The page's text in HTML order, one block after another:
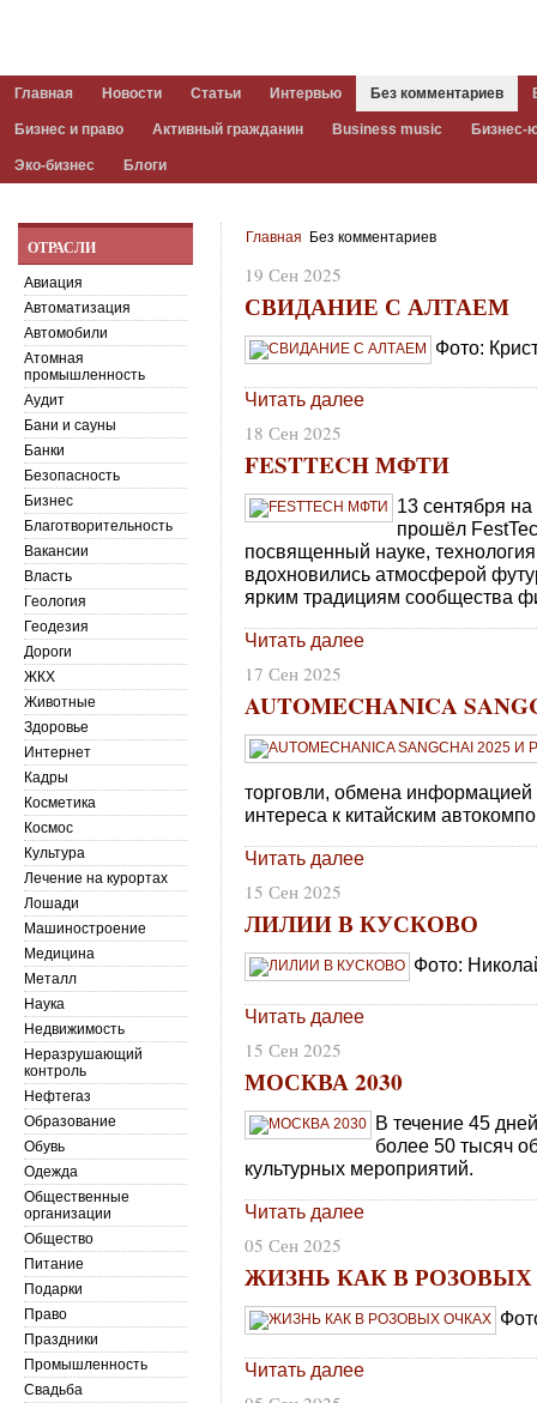
Главная Новости Статьи Интервью Без комментариев
Бизнес и право Активный гражданин Business music Бизнес-
Эко-бизнес Блоги
Главная Без комментариев
19 Сен 2025
СВИДАНИЕ С АЛТАЕМ
Фото:
Читать далее
18 Сен 2025
FESTTECH МФТИ
13 сентября
прошёл
посвященный науке,
вдохновились атмосферой
ярким традициям сообщества
Читать далее
17 Сен 2025
AUTOMECHANICA
торговли, обмена
интереса к китайским
Читать далее
15 Сен 2025
ЛИЛИИ В КУСКОВО
Фото:
Читать далее
15 Сен 2025
МОСКВА 2030
В течение 45
более 50 тысяч
культурных мероприятий.
Читать далее
05 Сен 2025
ЖИЗНЬ КАК В
Читать далее
ОТРАСЛИ
Авиация
Автоматизация
Автомобили
Атомная
промышленность
Аудит
Бани и сауны
Банки
Безопасность
Бизнес
Благотворительность
Вакансии
Власть
Геология
Геодезия
Дороги
ЖКХ
Животные
Здоровье
Интернет
Кадры
Косметика
Космос
Культура
Лечение на курортах
Лошади
Машиностроение
Медицина
Металл
Наука
Недвижимость
Неразрушающий
контроль
Нефтегаз
Образование
Обувь
Одежда
Общественные
организации
Общество
Питание
Подарки
Право
Праздники
Промышленность
Свадьба